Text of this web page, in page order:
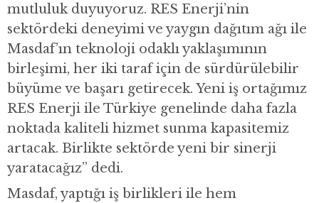
mutluluk duyuyoruz. RES Enerji’nin
sektördeki deneyimi ve yaygın dağıtım ağı ile
Masdaf’ın teknoloji odaklı yaklaşımının
birleşimi, her iki taraf için de sürdürülebilir
büyüme ve başarı getirecek. Yeni iş ortağımız
RES Enerji ile Türkiye genelinde daha fazla
noktada kaliteli hizmet sunma kapasitemiz
artacak. Birlikte sektörde yeni bir sinerji
yaratacağız” dedi.
Masdaf, yaptığı iş birlikleri ile hem